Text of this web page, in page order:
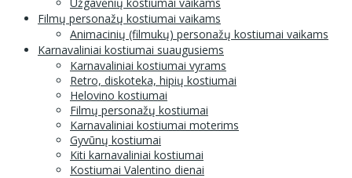
Filmų personažų kostiumai vaikams
Animacinių (filmukų) personažų kostiumai vaikams
Karnavaliniai kostiumai suaugusiems
Karnavaliniai kostiumai vyrams
Retro, diskoteka, hipių kostiumai
Helovino kostiumai
Filmų personažų kostiumai
Karnavaliniai kostiumai moterims
Gyvūnų kostiumai
Kiti karnavaliniai kostiumai
Kostiumai Valentino dienai